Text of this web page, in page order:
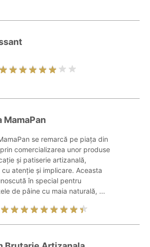
MamaPan
se remarcă pe piața din
comercializarea unor produse
și patiserie artizanală,
atenție și implicare. Aceasta
în special pentru
de pâine cu maia naturală, ...